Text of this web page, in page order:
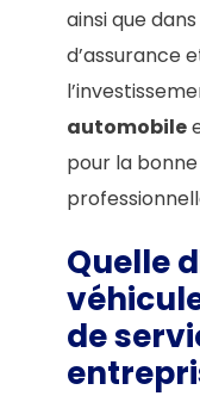
ainsi que
d’assurance
automobile
pour la
Quelle
de